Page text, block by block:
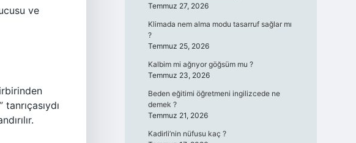
ve
Temmuz 27, 2026
Klimada nem alma modu tasarruf sağlar mı
?
Temmuz 25, 2026
Kalbim mi ağrıyor göğsüm mu ?
Temmuz 23, 2026
Beden eğitimi öğretmeni ingilizcede ne
demek ?
Temmuz 21, 2026
Kadirli’nin nüfusu kaç ?